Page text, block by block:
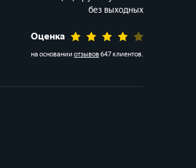
без выходных
Оценка
на основании отзывов647 клиентов.